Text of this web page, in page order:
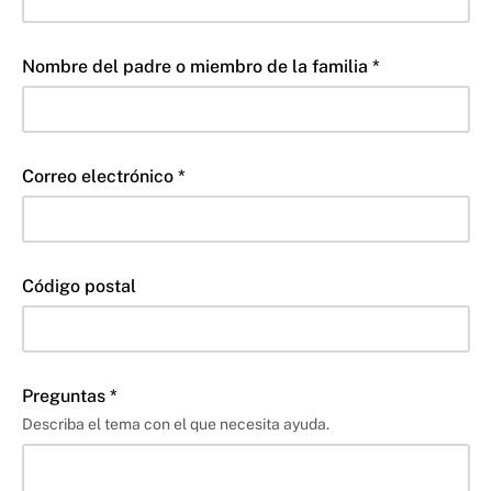
Nombre del padre o miembro de la familia *
Correo electrónico *
Código postal
Preguntas *
Describa el tema con el que necesita ayuda.